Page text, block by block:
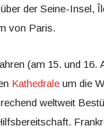
der Seine-Insel,
von Paris.
(am 15. und 16.
Kathedrale um die
weltweit